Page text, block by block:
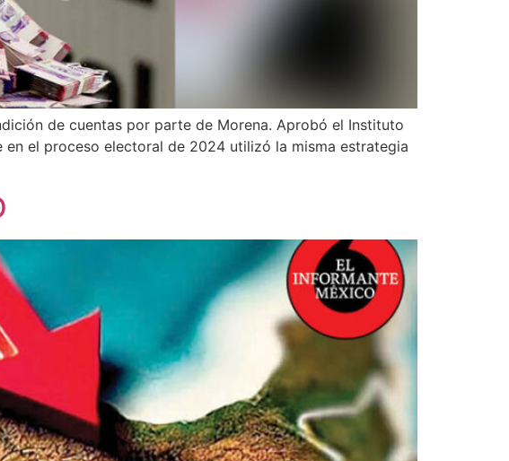
de cuentas por parte de Morena. Aprobó el Instituto
el proceso electoral de 2024 utilizó la misma estrategia